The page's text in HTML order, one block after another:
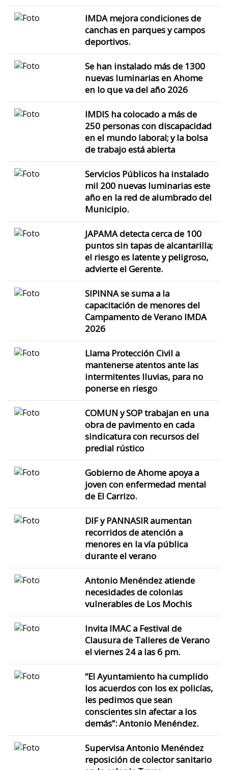
IMDA mejora condiciones de
canchas en parques y campos
deportivos.
Se han instalado más de 1300
nuevas luminarias en Ahome
en lo que va del año 2026
IMDIS ha colocado a más de
250 personas con discapacidad
en el mundo laboral; y la bolsa
de trabajo está abierta
Servicios Públicos ha instalado
mil 200 nuevas luminarias este
año en la red de alumbrado del
Municipio.
JAPAMA detecta cerca de 100
puntos sin tapas de alcantarilla;
el riesgo es latente y peligroso,
advierte el Gerente.
SIPINNA se suma a la
capacitación de menores del
Campamento de Verano IMDA
2026
Llama Protección Civil a
mantenerse atentos ante las
intermitentes lluvias, para no
ponerse en riesgo
COMUN y SOP trabajan en una
obra de pavimento en cada
sindicatura con recursos del
predial rústico
Gobierno de Ahome apoya a
joven con enfermedad mental
de El Carrizo.
DIF y PANNASIR aumentan
recorridos de atención a
menores en la vía pública
durante el verano
Antonio Menéndez atiende
necesidades de colonias
vulnerables de Los Mochis
Invita IMAC a Festival de
Clausura de Talleres de Verano
el viernes 24 a las 6 pm.
“El Ayuntamiento ha cumplido
los acuerdos con los ex policías,
les pedimos que sean
conscientes sin afectar a los
demás”: Antonio Menéndez.
Supervisa Antonio Menéndez
reposición de colector sanitario